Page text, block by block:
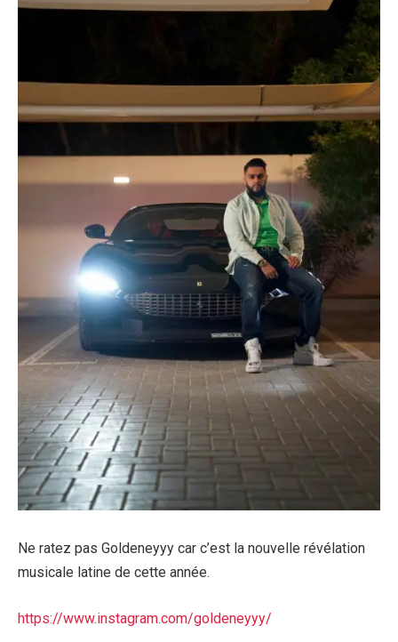
Ne ratez pas Goldeneyyy car c’est la nouvelle révélation
musicale latine de cette année.
https://www.instagram.com/goldeneyyy/